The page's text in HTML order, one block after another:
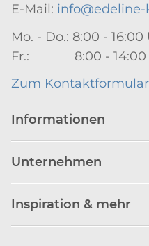
E-Mail: info@edeline-
Mo. - Do.: 8:00 - 16:00
Fr.: 8:00 - 14:00
Zum Kontaktformular
Informationen
Unternehmen
Inspiration & mehr